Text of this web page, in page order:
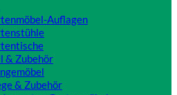
Auflagen
& Zubehör
& Zubehör